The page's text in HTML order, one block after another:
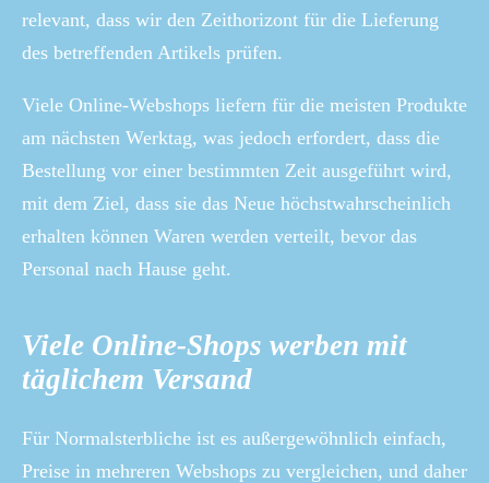
relevant, dass wir den Zeithorizont für die Lieferung
des betreffenden Artikels prüfen.
Viele Online-Webshops liefern für die meisten Produkte
am nächsten Werktag, was jedoch erfordert, dass die
Bestellung vor einer bestimmten Zeit ausgeführt wird,
mit dem Ziel, dass sie das Neue höchstwahrscheinlich
erhalten können Waren werden verteilt, bevor das
Personal nach Hause geht.
Viele Online-Shops werben mit
täglichem Versand
Für Normalsterbliche ist es außergewöhnlich einfach,
Preise in mehreren Webshops zu vergleichen, und daher